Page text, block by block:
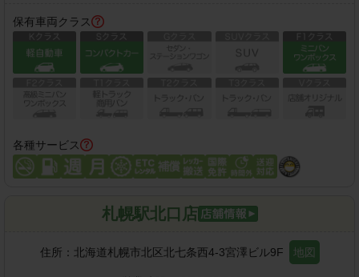
保有車両クラス
各種サービス
札幌駅北口店
住所： 北海道札幌市北区北七条西4-3宮澤ビル9F 地図